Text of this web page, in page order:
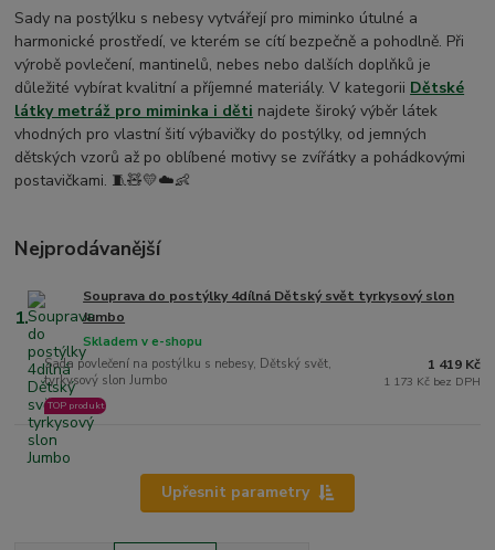
Sady na postýlku s nebesy vytvářejí pro miminko útulné a
harmonické prostředí, ve kterém se cítí bezpečně a pohodlně. Při
výrobě povlečení, mantinelů, nebes nebo dalších doplňků je
důležité vybírat kvalitní a příjemné materiály. V kategorii Dětské
látky metráž pro miminka i děti najdete široký výběr látek
vhodných pro vlastní šití výbavičky do postýlky, od jemných
dětských vzorů až po oblíbené motivy se zvířátky a pohádkovými
postavičkami. 🧵🧸💛☁️👶
Nejprodávanější
1.
Souprava do postýlky 4dílná Dětský svět tyrkysový slon
Jumbo
Sada povlečení na postýlku s nebesy, Dětský svět,
tyrkysový slon Jumbo
Skladem v e-shopu
TOP produkt
1 419 Kč
1 173 Kč bez DPH
Upřesnit parametry